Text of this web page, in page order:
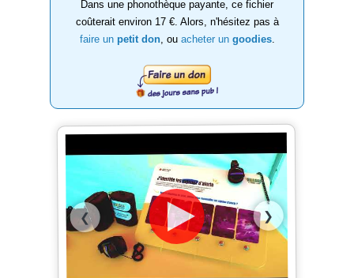
Dans une phonothèque payante, ce fichier
coûterait environ 17 €. Alors, n'hésitez pas à
faire un petit don, ou acheter un goodies.
❮ ❯